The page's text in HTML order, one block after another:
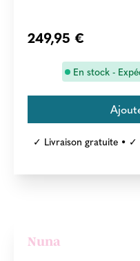
249,95 €
En stock -
✓ Livraison gratuite •
Nuna